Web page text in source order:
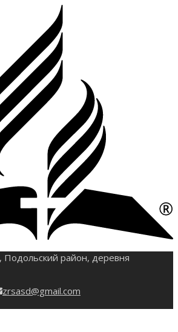
Подольский район, деревня
zrsasd@gmail.com